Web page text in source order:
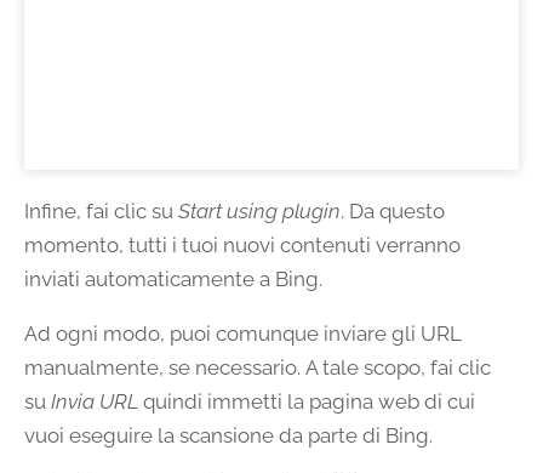
Infine, fai clic su Start using plugin. Da questo
momento, tutti i tuoi nuovi contenuti verranno
inviati automaticamente a Bing.
Ad ogni modo, puoi comunque inviare gli URL
manualmente, se necessario. A tale scopo, fai clic
su Invia URL quindi immetti la pagina web di cui
vuoi eseguire la scansione da parte di Bing.